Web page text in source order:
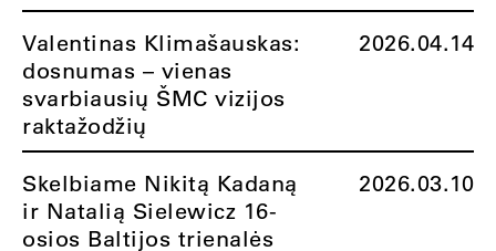
Valentinas Klimašauskas:
dosnumas – vienas
svarbiausių ŠMC vizijos
raktažodžių
2026.04.14
Skelbiame Nikitą Kadaną
ir Natalią Sielewicz 16-
osios Baltijos trienalės
2026.03.10